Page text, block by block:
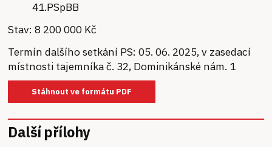
41.PSpBB
Stav: 8 200 000 Kč
Termín dalšího setkání PS: 05. 06. 2025, v zasedací
místnosti tajemníka č. 32, Dominikánské nám. 1
Stáhnout ve formátu PDF
Další přílohy